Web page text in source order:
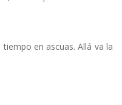
en ascuas. Allá va la